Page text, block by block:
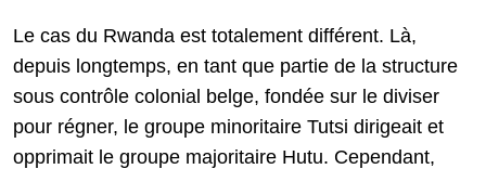
Le cas du Rwanda est totalement différent. Là,
depuis longtemps, en tant que partie de la structure
sous contrôle colonial belge, fondée sur le diviser
pour régner, le groupe minoritaire Tutsi dirigeait et
opprimait le groupe majoritaire Hutu. Cependant,